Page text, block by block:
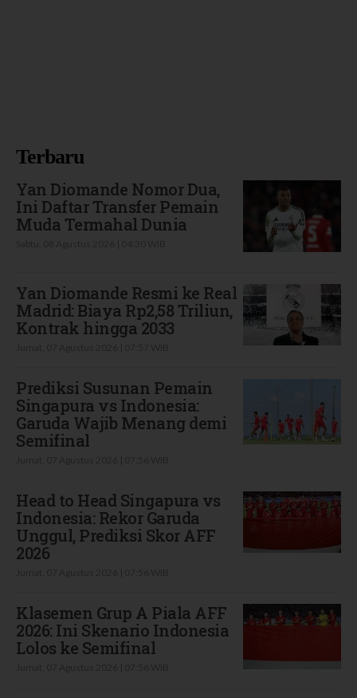
Terbaru
Yan Diomande Nomor Dua,
Ini Daftar Transfer Pemain
Muda Termahal Dunia
Yan Diomande Resmi ke Real
Madrid: Biaya Rp2,58 Triliun,
Kontrak hingga 2033
Prediksi Susunan Pemain
Singapura vs Indonesia:
Garuda Wajib Menang demi
Semifinal
Head to Head Singapura vs
Indonesia: Rekor Garuda
Unggul, Prediksi Skor AFF
2026
Klasemen Grup A Piala AFF
2026: Ini Skenario Indonesia
Lolos ke Semifinal